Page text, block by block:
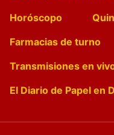
Horóscopo
Farmacias de turno
Transmisiones en
El Diario de Papel en